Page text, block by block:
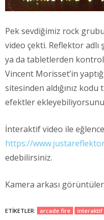
Pek sevdiğimiz rock
video çekti. Reflektor adlı
ya da tabletlerden
Vincent Morisset’in
sitesinden aldığınız
efektler
İnteraktif video ile
https://
edebilirsiniz.
Kamera arkası
ETIKETLER: arcade fire interaktif